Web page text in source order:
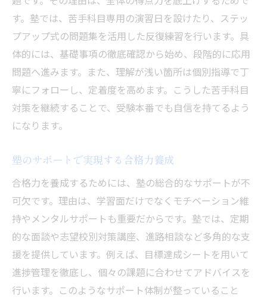
す。塾では、苦手科目専用の演習日を設けたり、ステッ
プアップ式の問題集を活用した反復練習を行います。具
体的には、基礎事項の徹底確認から始め、段階的に応用
問題へ進みます。また、理解が浅い箇所は個別指導で丁
寧にフォローし、定着度を高めます。こうした苦手科目
対策を継続することで、受験本番でも自信を持てるよう
になります。
塾のサポートで実現する合格力養成
合格力を養成するためには、塾の総合的なサポートが不
可欠です。理由は、学習面だけでなくモチベーション維
持やメンタルサポートも重要だからです。塾では、定期
的な面談や志望校別対策講座、進路相談など多角的な支
援を提供しています。例えば、目標達成シートを用いて
進捗管理を徹底し、個々の課題に合わせてアドバイスを
行います。このようなサポート体制が整っていること